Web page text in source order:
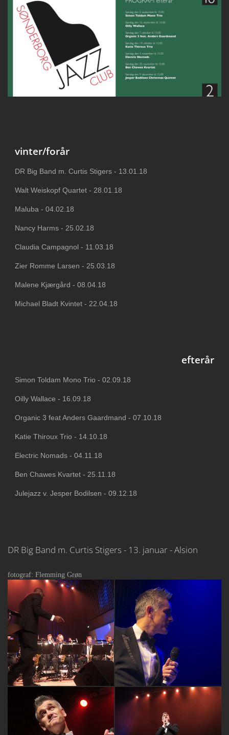
vinter/forår
DR Big Band m. Curtis Stigers - 13.01.18
Walt Weiskopf Quartet - 28.01.18
Maluba - 04.02.18
Nancy Harms - 25.02.18
Claudia Campagnol - 11.03.18
Zier Romme Larsen - 25.03.18
Malene Kjærgård - 08.04.18
Michael Bladt Kvintet - 22.04.18
efterår
Simon Toldam Mono Trio - 02.09.18
Oilly Wallace - 16.09.18
Organic 3 feat Anders Gaardmand - 07.10.18
Katie Thiroux Trio - 14.10.18
Electric Nomads - 04.11.18
Ben Chawes Kvartet - 25.11.18
Julejazz v. Jesper Bodilsen - 09.12.18
DR Big Band m. Curtis Stigers - 13. januar - Alsion
fotograf: Flemming Grøn